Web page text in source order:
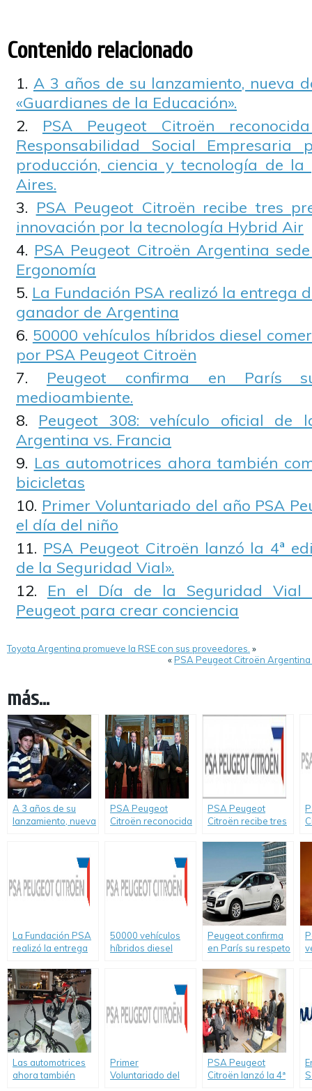
Contenido relacionado
A 3 años de su lanzamiento, nueva
«Guardianes de la Educación».
PSA Peugeot Citroën
Responsabilidad Social
producción, ciencia y tecnología de la
Aires.
PSA Peugeot Citroën recibe tres
innovación por la tecnología Hybrid Air
PSA Peugeot Citroën Argentina
Ergonomía
La Fundación PSA realizó la entrega
ganador de Argentina
50000 vehículos híbridos diesel
por PSA Peugeot Citroën
Peugeot confirma en París
medioambiente.
Peugeot 308: vehículo oficial de
Argentina vs. Francia
Las automotrices ahora también
bicicletas
Primer Voluntariado del año PSA
el día del niño
PSA Peugeot Citroën lanzó la 4ª
de la Seguridad Vial».
En el Día de la Seguridad Vial
Peugeot para crear conciencia
Toyota Argentina promueve la RSE con sus proveedores. »
«PSA Peugeot Citroën
más...
A 3 años de su
lanzamiento, nueva
PSA Peugeot
Citroën reconocida
Social Empresaria
por el Ministerio de
producción, ciencia
y tecnología de la
PSA Peugeot
Citroën recibe tres
a la innovación por
la tecnología
Hybrid Air
La Fundación PSA
realizó la entrega
proyecto ganador
de Argentina
50000 vehículos
híbridos diesel
Peugeot Citroën
Peugeot confirma
en París su respeto
medioambiente.
Las automotrices
ahora también
Primer
Voluntariado del
PSA Peugeot
Citroën lanzó la 4ª